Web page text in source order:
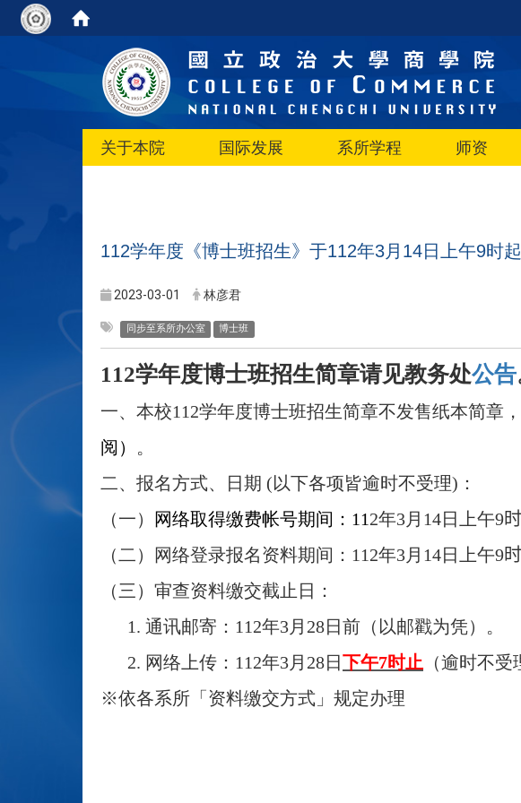
关于本院 国际发展 系所学程 师资
112学年度《博士班招生》于112年3月14日上午9时
2023-03-01 林彦君
同步至系所办公室 博士班
112学年度博士班招生简章请见教务处公告
一、本校112学年度博士班招生简章不发售纸本简章
阅） 。
二、报名方式、日期 (以下各项皆逾时不受理)：
（一）
网络取得缴费帐号期间：112年3月14日上午9时
（二）网络登录报名资料期间：112年3月14日上午9时
（三）审查资料缴交截止日：
1. 通讯邮寄：112年3月28日前（以邮戳为凭）。
2. 网络上传：112年3月28日 下午7时止 （逾时不受
※依各系所「资料缴交方式」规定办理